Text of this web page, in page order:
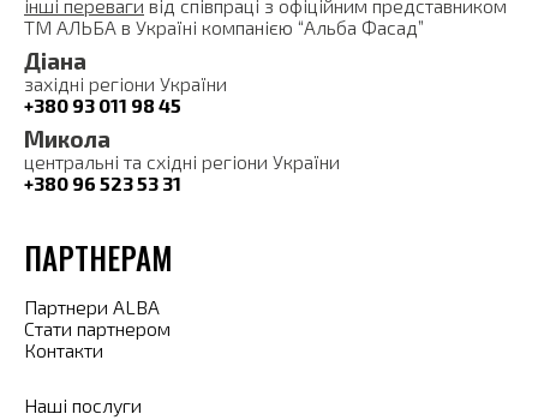
інші переваги від співпраці з офіційним представником
ТМ АЛЬБА в Україні компанією “Альба Фасад”
Діана
західні регіони України
+380 93 011 98 45
Микола
центральні та східні регіони України
+380 96 523 53 31
ПАРТНЕРАМ
Партнери ALBA
Стати партнером
Контакти
Наші послуги